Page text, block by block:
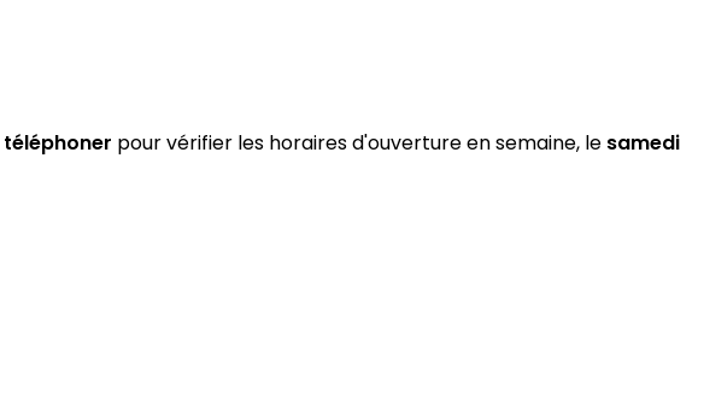
téléphoner pour vérifier les horaires d'ouverture en semaine, le samedi